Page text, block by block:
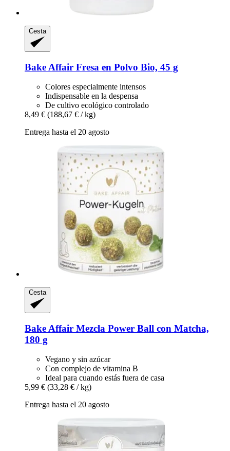
Cesta
Bake Affair Fresa en Polvo Bio, 45 g
Colores especialmente intensos
Indispensable en la despensa
De cultivo ecológico controlado
8,49 € (188,67 € / kg)
Entrega hasta el 20 agosto
Cesta
Bake Affair Mezcla Power Ball con Matcha,
180 g
Vegano y sin azúcar
Con complejo de vitamina B
Ideal para cuando estás fuera de casa
5,99 € (33,28 € / kg)
Entrega hasta el 20 agosto